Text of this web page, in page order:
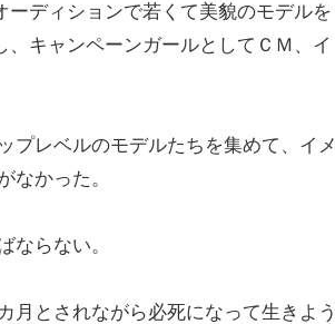
ーディションで若くて美貌のモデルを
、キャンペーンガールとしてＣＭ、イ
レベルのモデルたちを集めて、イメ
なかった。
ならない。
月とされながら必死になって生きよう